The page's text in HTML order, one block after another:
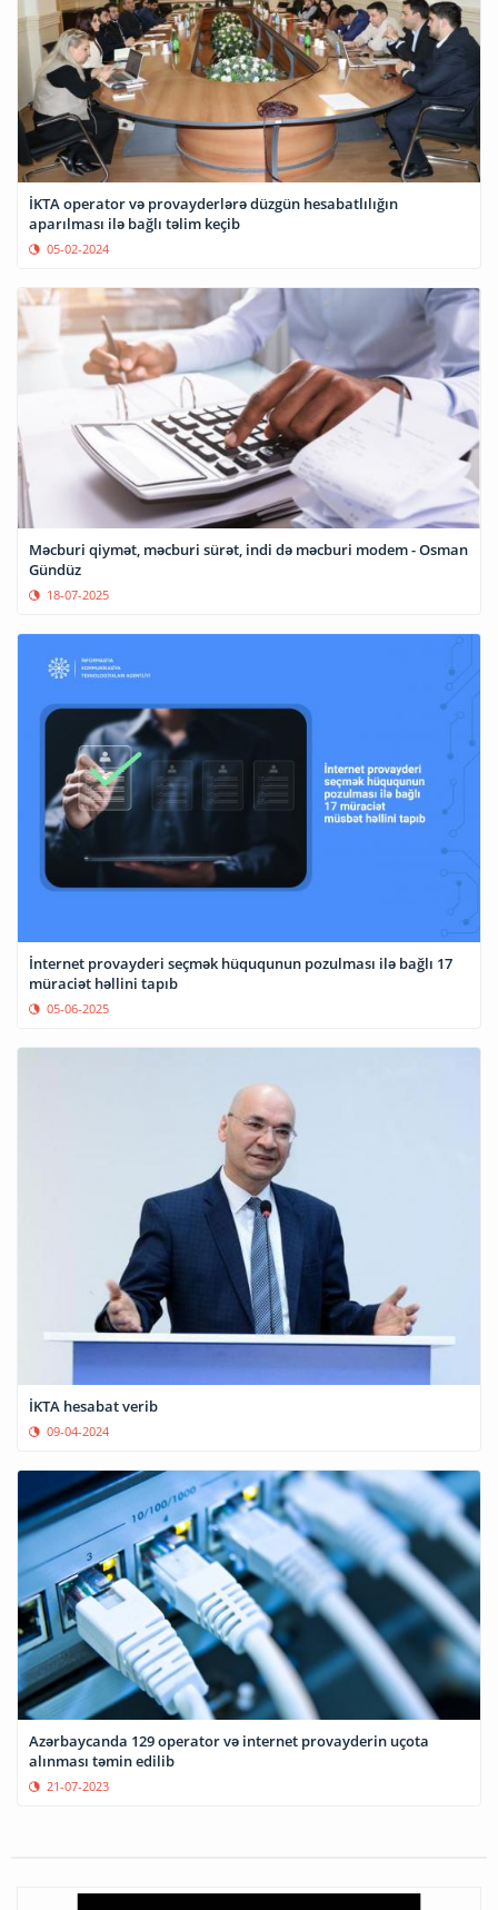
İKTA operator və provayderlərə düzgün hesabatlılığın
aparılması ilə bağlı təlim keçib
05-02-2024
Məcburi qiymət, məcburi sürət, indi də məcburi modem - Osman
Gündüz
18-07-2025
İnternet provayderi seçmək hüququnun pozulması ilə bağlı 17
müraciət həllini tapıb
05-06-2025
İKTA hesabat verib
09-04-2024
Azərbaycanda 129 operator və internet provayderin uçota
alınması təmin edilib
21-07-2023